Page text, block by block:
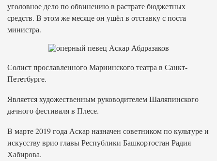
уголовное дело по обвинению в растрате бюджетных
средств. В этом же месяце он ушёл в отставку с поста
министра.
Солист прославленного Мариинского театра в Санкт-
Пететбурге.
Является художественным руководителем Шаляпинского
дачного фестиваля в Плесе.
В марте 2019 года Аскар назначен советником по культуре и
искусству врио главы Республики Башкортостан Радия
Хабирова.